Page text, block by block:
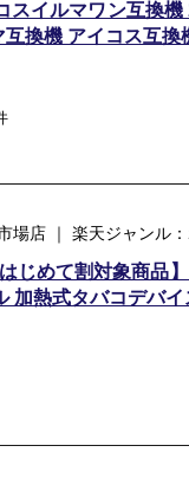
スイルマワン互換
換機 アイコス互換
場店 ｜ 楽天ジャンル
じめて割対象商品
加熱式タバコデバイ